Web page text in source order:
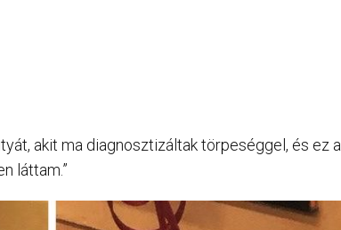
akit ma diagnosztizáltak törpeséggel, és ez a
láttam.”